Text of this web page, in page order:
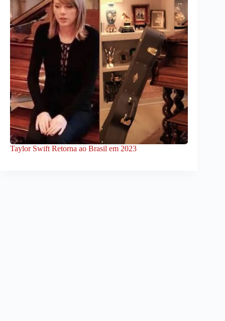
Taylor Swift Retorna ao Brasil em 2023